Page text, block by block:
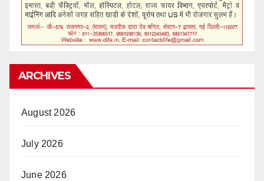
ARCHIVES
August 2026
July 2026
June 2026